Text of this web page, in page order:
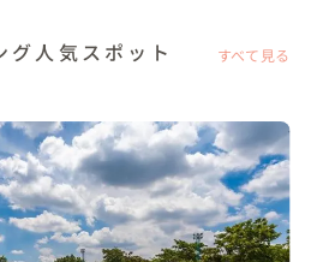
グ人気スポット すべて見る